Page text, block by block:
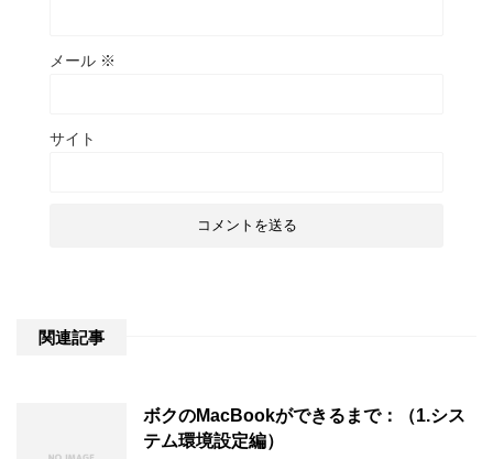
メール ※
サイト
関連記事
ボクのMacBookができるまで：（1.シス
テム環境設定編）